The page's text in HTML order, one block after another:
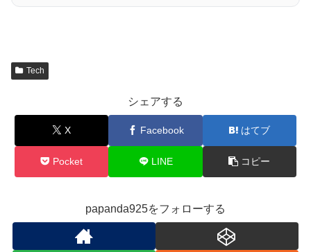
Tech
シェアする
X Facebook はてブ
Pocket LINE コピー
papanda925をフォローする